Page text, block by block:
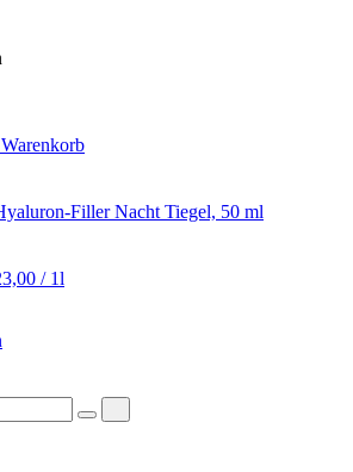
Filler Nacht Tiegel, 50 ml
/ 1l